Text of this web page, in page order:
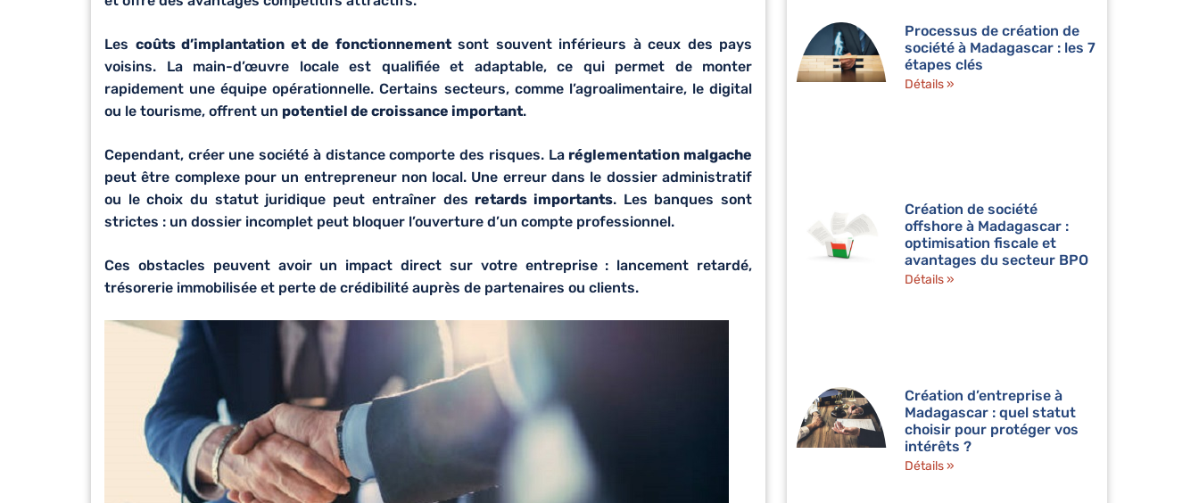
Les coûts d’implantation et de fonctionnementsont souvent inférieurs à ceux des pays
voisins. La main-d’œuvre locale est qualifiée et adaptable, ce qui permet de monter
rapidement une équipe opérationnelle. Certains secteurs, comme l’agroalimentaire, le digital
ou le tourisme, offrent un potentiel de croissance important.
Cependant, créer une société à distance comporte des risques. La réglementation malgache
peut être complexe pour un entrepreneur non local. Une erreur dans le dossier administratif
ou le choix du statut juridique peut entraîner des retards importants. Les banques sont
strictes : un dossier incomplet peut bloquer l’ouverture d’un compte professionnel.
Ces obstacles peuvent avoir un impact direct sur votre entreprise : lancement retardé,
trésorerie immobilisée et perte de crédibilité auprès de partenaires ou clients.
Processus de création de
société à Madagascar : les 7
étapes clés
Détails »
Création de société
offshore à Madagascar :
optimisation fiscale et
avantages du secteur BPO
Détails »
Création d’entreprise à
Madagascar : quel statut
choisir pour protéger vos
intérêts ?
Détails »